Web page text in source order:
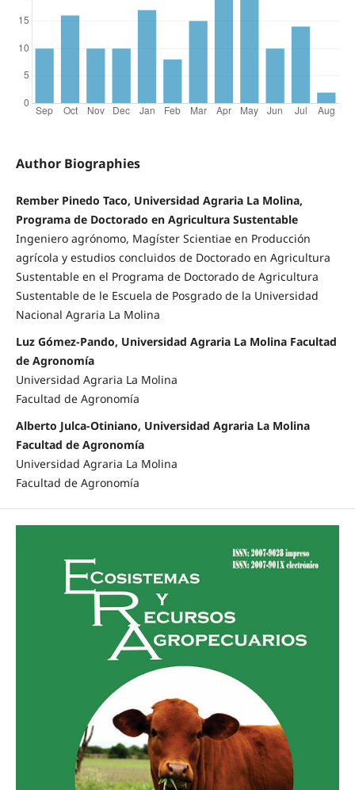
Author Biographies
Rember Pinedo Taco, Universidad Agraria La Molina,
Programa de Doctorado en Agricultura Sustentable
Ingeniero agrónomo, Magíster Scientiae en Producción
agrícola y estudios concluidos de Doctorado en Agricultura
Sustentable en el Programa de Doctorado de Agricultura
Sustentable de le Escuela de Posgrado de la Universidad
Nacional Agraria La Molina
Luz Gómez-Pando, Universidad Agraria La Molina Facultad
de Agronomía
Universidad Agraria La Molina
Facultad de Agronomía
Alberto Julca-Otiniano, Universidad Agraria La Molina
Facultad de Agronomía
Universidad Agraria La Molina
Facultad de Agronomía